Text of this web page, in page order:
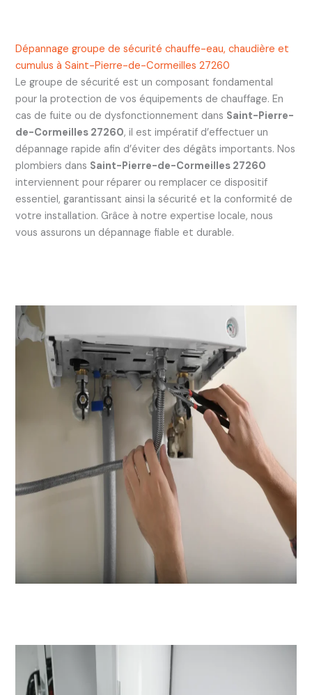
Dépannage groupe de sécurité chauffe-eau, chaudière et
cumulus à Saint-Pierre-de-Cormeilles 27260
Le groupe de sécurité est un composant fondamental
pour la protection de vos équipements de chauffage. En
cas de fuite ou de dysfonctionnement dans Saint-Pierre-
de-Cormeilles 27260, il est impératif d’effectuer un
dépannage rapide afin d’éviter des dégâts importants. Nos
plombiers dans Saint-Pierre-de-Cormeilles 27260
interviennent pour réparer ou remplacer ce dispositif
essentiel, garantissant ainsi la sécurité et la conformité de
votre installation. Grâce à notre expertise locale, nous
vous assurons un dépannage fiable et durable.